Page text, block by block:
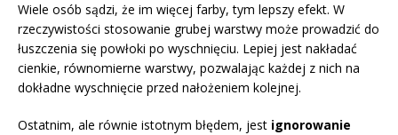
Wiele osób sądzi, że im więcej farby, tym lepszy efekt. W
rzeczywistości stosowanie grubej warstwy może prowadzić do
łuszczenia się powłoki po wyschnięciu. Lepiej jest nakładać
cienkie, równomierne warstwy, pozwalając każdej z nich na
dokładne wyschnięcie przed nałożeniem kolejnej.
Ostatnim, ale równie istotnym błędem, jest ignorowanie